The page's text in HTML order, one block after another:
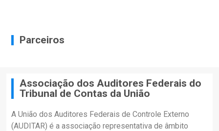
Parceiros
Associação dos Auditores Federais do
Tribunal de Contas da União
A União dos Auditores Federais de Controle Externo
(AUDITAR) é a associação representativa de âmbito